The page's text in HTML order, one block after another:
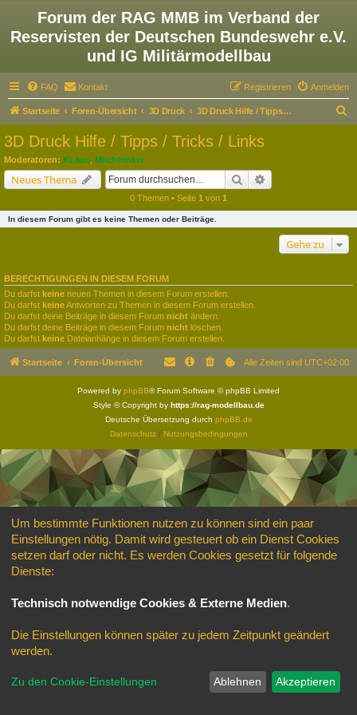
Forum der RAG MMB im Verband der
Reservisten der Deutschen Bundeswehr e.V.
und IG Militärmodellbau
FAQ Kontakt Anmelden
Registrieren
Startseite Foren-Übersicht 3D Druck 3D Druck Hilfe / Tipps / Tricks / Links
3D Druck Hilfe / Tipps / Tricks / Links
Moderatoren: KLaus Milchtrinker
Neues Thema Suche
0 Themen • Seite 1 von 1
In diesem Forum gibt es keine Themen oder Beiträge.
Gehe zu
BERECHTIGUNGEN IN DIESEM FORUM
Du darfst keine neuen Themen in diesem Forum erstellen.
Du darfst keineAntworten zu Themen in diesem Forum erstellen.
Du darfst deine Beiträge in diesem Forum nicht ändern.
Du darfst deine Beiträge in diesem Forum nicht löschen.
Du darfst keine Dateianhänge in diesem Forum erstellen.
Startseite Foren-Übersicht Alle Zeiten sind UTC+02:00
Powered by phpBB® Forum Software © phpBB Limited
Style © Copyright by https://rag-modellbau.de
Deutsche Übersetzung durch phpBB.de
Datenschutz| Nutzungsbedingungen
Um bestimmte Funktionen nutzen zu können sind ein paar
Einstellungen nötig. Damit wird gesteuert ob ein Dienst Cookies
setzen darf oder nicht. Es werden Cookies gesetzt für folgende
Dienste:
Technisch notwendige Cookies & Externe Medien.
Die Einstellungen können später zu jedem Zeitpunkt geändert
werden.
Zu den Cookie-Einstellungen Ablehnen Akzeptieren